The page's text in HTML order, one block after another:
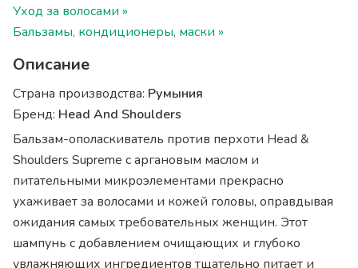
Уход за волосами »
Бальзамы, кондиционеры, маски »
Описание
Страна производства: Румыния
Бренд: Head And Shoulders
Бальзам-ополаскиватель против перхоти Head &
Shoulders Supreme с аргановым маслом и
питательными микроэлементами прекрасно
ухаживает за волосами и кожей головы, оправдывая
ожидания самых требовательных женщин. Этот
шампунь c добавлением очищающих и глубоко
увлажняющих ингредиентов тщательно питает и